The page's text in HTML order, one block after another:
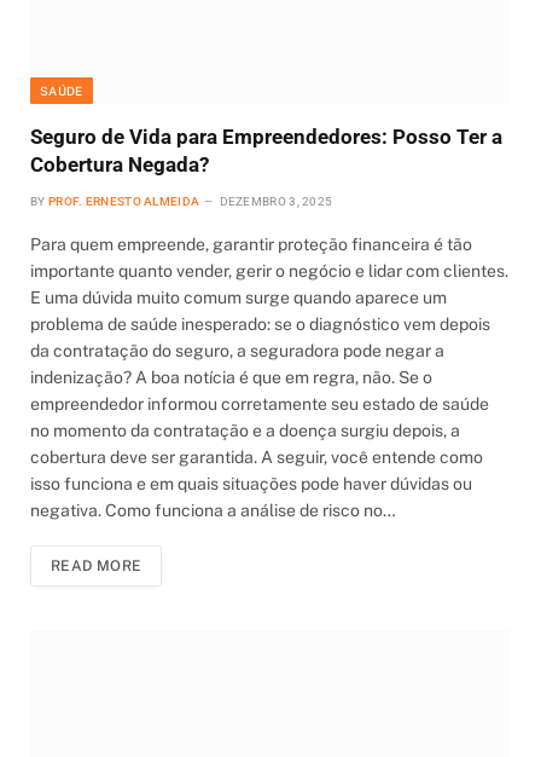
SAÚDE
Seguro de Vida para Empreendedores: Posso Ter a
Cobertura Negada?
BY PROF. ERNESTO ALMEIDA DEZEMBRO 3, 2025
Para quem empreende, garantir proteção financeira é tão
importante quanto vender, gerir o negócio e lidar com clientes.
E uma dúvida muito comum surge quando aparece um
problema de saúde inesperado: se o diagnóstico vem depois
da contratação do seguro, a seguradora pode negar a
indenização? A boa notícia é que em regra, não. Se o
empreendedor informou corretamente seu estado de saúde
no momento da contratação e a doença surgiu depois, a
cobertura deve ser garantida. A seguir, você entende como
isso funciona e em quais situações pode haver dúvidas ou
negativa. Como funciona a análise de risco no…
READ MORE